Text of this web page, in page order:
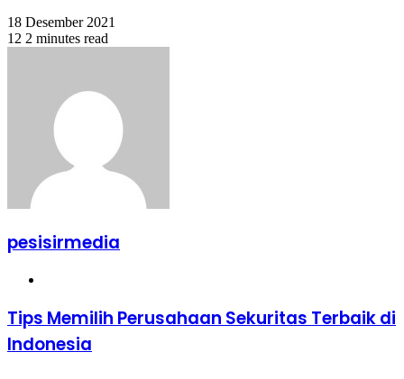
18 Desember 2021
12 2 minutes read
pesisirmedia
Tips Memilih Perusahaan Sekuritas Terbaik di
Indonesia